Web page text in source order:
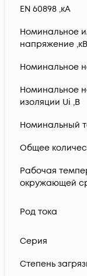
EN 60898 ,кА
Номинальное
напряжение ,кВ
Номинальное
Номинальное
изоляции Ui ,В
Номинальный
Общее
Рабочая
окружающей
Род тока
Серия
Степень